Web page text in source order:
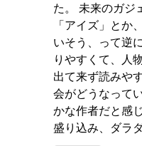
た。 未来のガジ
「アイズ」とか
いそう、って逆
りやすくて、人
出て来ず読みや
会がどうなって
かな作者だと感
盛り込み、ダラ